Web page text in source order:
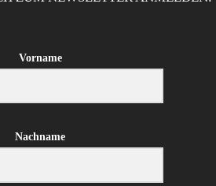
Vorname
Nachname